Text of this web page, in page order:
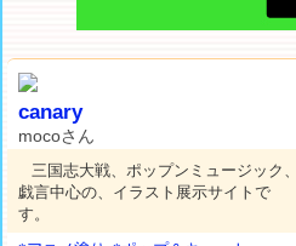
canary
mocoさん
三国志大戦、ポップンミュージック、
戯言中心の、イラスト展示サイトで
す。